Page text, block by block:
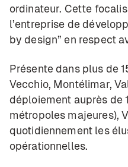
ordinateur. Cette
l’entreprise de
by design” en respect
Présente dans plus de
Vecchio, Montélimar,
déploiement auprès de
métropoles majeures),
quotidiennement les
opérationnelles.